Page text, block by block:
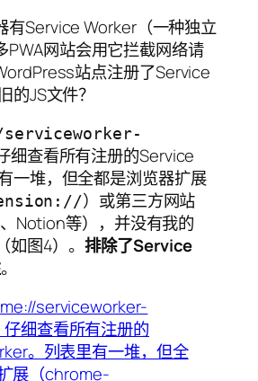
有Service Worker（一种独立
PWA网站会用它拦截网络请
站点注册了Service
的JS文件？
细查看所有注册的Service
一堆，但全都是浏览器扩展
）或第三方网站
Notion等），并没有我的
如图4）。排除了Service
。